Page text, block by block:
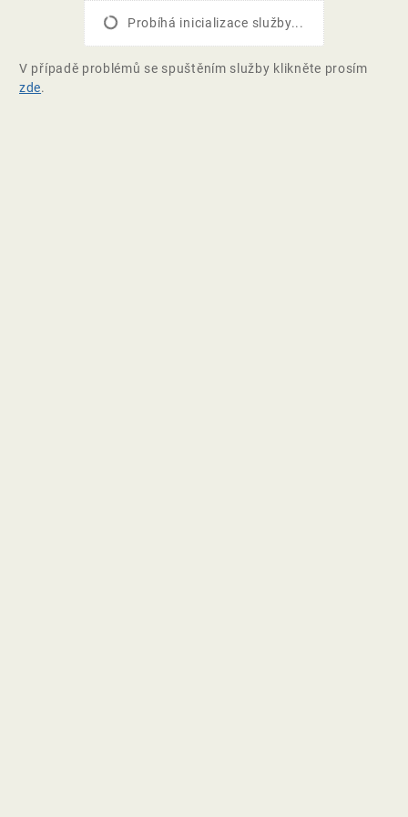
Probíhá inicializace služby...
V případě problémů se spuštěním služby klikněte prosím
zde.